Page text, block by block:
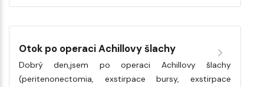
Otok po operaci Achillovy šlachy
Dobrý den,jsem po operaci Achillovy šlachy
(peritenonectomia, exstirpace bursy, exstirpace